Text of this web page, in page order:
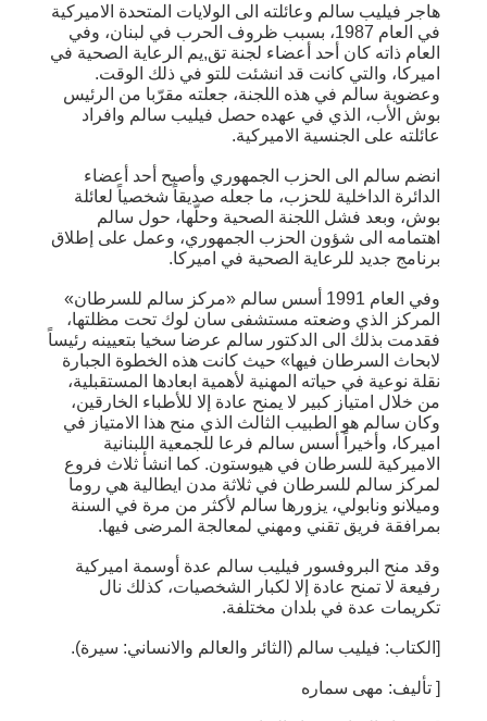
هاجر فيليب سالم وعائلته الى الولايات المتحدة الاميركية
في العام 1987، بسبب ظروف الحرب في لبنان، وفي
العام ذاته كان أحد أعضاء لجنة تق,يم الرعاية الصحية في
اميركا، والتي كانت قد انشئت للتو في ذلك الوقت.
وعضوية سالم في هذه اللجنة، جعلته مقرّبا من الرئيس
بوش الأب، الذي في عهده حصل فيليب سالم وافراد
عائلته على الجنسية الاميركية.
انضم سالم الى الحزب الجمهوري وأصبح أحد أعضاء
الدائرة الداخلية للحزب، ما جعله صديقاً شخصياً لعائلة
بوش، وبعد فشل اللجنة الصحية وحلّها، حول سالم
اهتمامه الى شؤون الحزب الجمهوري، وعمل على إطلاق
برنامج جديد للرعاية الصحية في اميركا.
وفي العام 1991 أسس سالم «مركز سالم للسرطان»
المركز الذي وضعته مستشفى سان لوك تحت مظلتها،
فقدمت بذلك الى الدكتور سالم عرضا سخيا بتعيينه رئيساً
لابحاث السرطان فيها» حيث كانت هذه الخطوة الجبارة
نقلة نوعية في حياته المهنية لأهمية ابعادها المستقبلية،
من خلال امتياز كبير لا يمنح عادة إلا للأطباء الخارقين،
وكان سالم هو الطبيب الثالث الذي منح هذا الامتياز في
اميركا، وأخيراً أسس سالم فرعا للجمعية اللبنانية
الاميركية للسرطان في هيوستون. كما انشأ ثلاث فروع
لمركز سالم للسرطان في ثلاثة مدن ايطالية هي روما
وميلانو ونابولي، يزورها سالم لأكثر من مرة في السنة
بمرافقة فريق تقني ومهني لمعالجة المرضى فيها.
وقد منح البروفسور فيليب سالم عدة أوسمة اميركية
رفيعة لا تمنح عادة إلا لكبار الشخصيات، كذلك نال
تكريمات عدة في بلدان مختلفة.
[الكتاب: فيليب سالم (الثائر والعالم والانساني: سيرة).
[ تأليف: مهى سماره